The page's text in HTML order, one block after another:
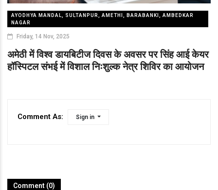
AYODHYA MANDAL, SULTANPUR, AMETHI, BARABANKI, AMBEDKAR
NAGAR
Friday, 14 Nov, 2025
अमेठी में विश्व डायबिटीज दिवस के अवसर पर सिंह आई केयर
हॉस्पिटल संभई में विशाल निःशुल्क नेत्र शिविर का आयोजन
Comment As: Sign in
Comment (0)